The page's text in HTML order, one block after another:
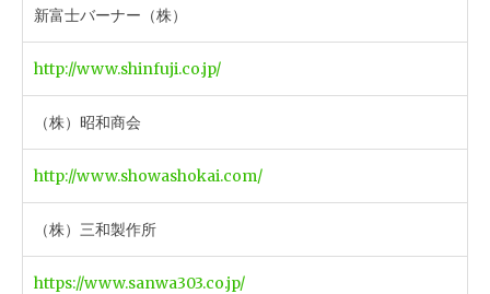
新富士バーナー（株）
http://www.shinfuji.co.jp/
（株）昭和商会
http://www.showashokai.com/
（株）三和製作所
https://www.sanwa303.co.jp/